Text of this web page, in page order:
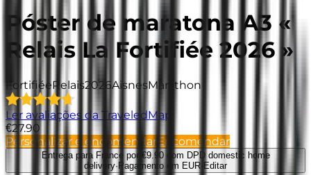
Póster de maratona A3 «
Relais La Fortifiée 2026 »
FortifiéeRelais2026AisnesMarathon
Ler avaliações da TraveledMap
€27.90
Personalizar e encomendar Encomendar
Entrega para France por €9.90 com DPD domestic home
delivery· Pagamento em EUR Editar